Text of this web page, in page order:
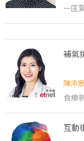
一匡
補氣
陳沛思
食療
互動